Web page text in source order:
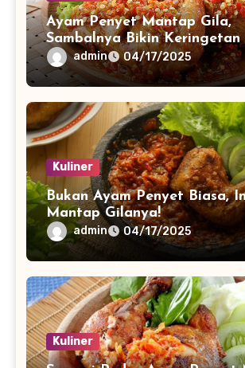
Ayam Penyet Mantap Gila,
Sambalnya Bikin Keringetan
admin 04/17/2025
Kuliner
Bukan Ayam Penyet Biasa,
Mantap Gilanya!
admin 04/17/2025
Kuliner